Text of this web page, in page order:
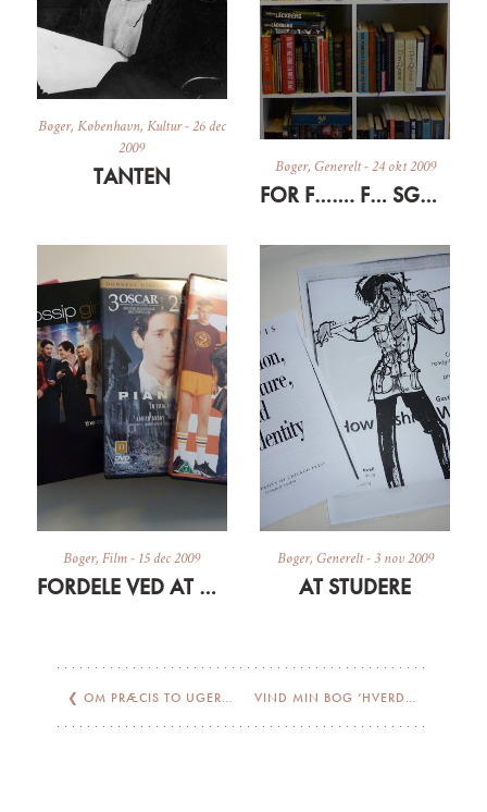
Bøger, København, Kultur-26 dec
2009
TANTEN Bøger, Generelt-24 okt 2009
FOR F……. F… SGU DA OG LIDT OM BØGER
Bøger,Film- 15 dec 2009
FORDELE VED AT VÆRE SYG
Bøger, Generelt-3 nov 2009
AT STUDERE
❮ OM PRÆCIS TO UGER… VIND MIN BOG ‘HVERDAGSGLAMOUR’